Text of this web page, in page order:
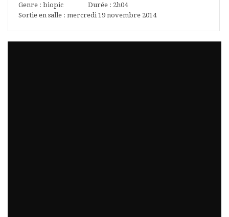
Genre : biopic Durée : 2h04
Sortie en salle : mercredi 19 novembre 2014